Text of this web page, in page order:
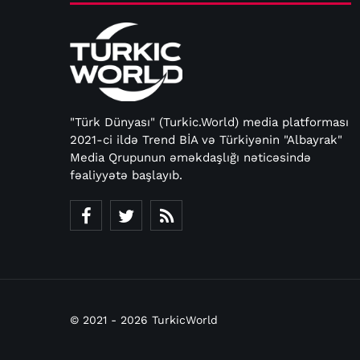
"Türk Dünyası" (Turkic.World) media platforması
2021-ci ildə Trend BİA və Türkiyənin "Albayrak"
Media Qrupunun əməkdaşlığı nəticəsində
fəaliyyətə başlayıb.
© 2021 - 2026 TurkicWorld